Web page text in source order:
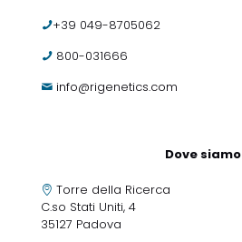
+39 049-8705062
800-031666
info@rigenetics.com
Dove siamo
Torre della Ricerca
C.so Stati Uniti, 4
35127 Padova